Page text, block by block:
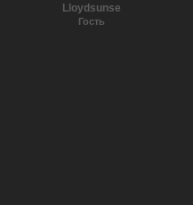
Lloydsunse
Гость